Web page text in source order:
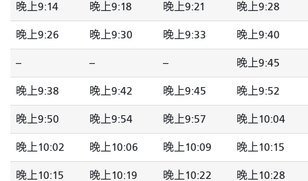
晚上9:14 晚上9:18 晚上9:21 晚上9:28
晚上9:26 晚上9:30 晚上9:33 晚上9:40
-- -- -- 晚上9:45
晚上9:38 晚上9:42 晚上9:45 晚上9:52
晚上9:50 晚上9:54 晚上9:57 晚上10:04
晚上10:02 晚上10:06 晚上10:09 晚上10:15
晚上10:15 晚上10:19 晚上10:22 晚上10:28